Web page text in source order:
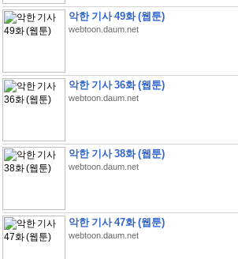
악한 기사 49화 (웹툰)
webtoon.daum.net
악한 기사 36화 (웹툰)
webtoon.daum.net
악한 기사 38화 (웹툰)
webtoon.daum.net
악한 기사 47화 (웹툰)
webtoon.daum.net